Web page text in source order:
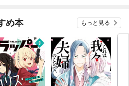
め本 もっと見る